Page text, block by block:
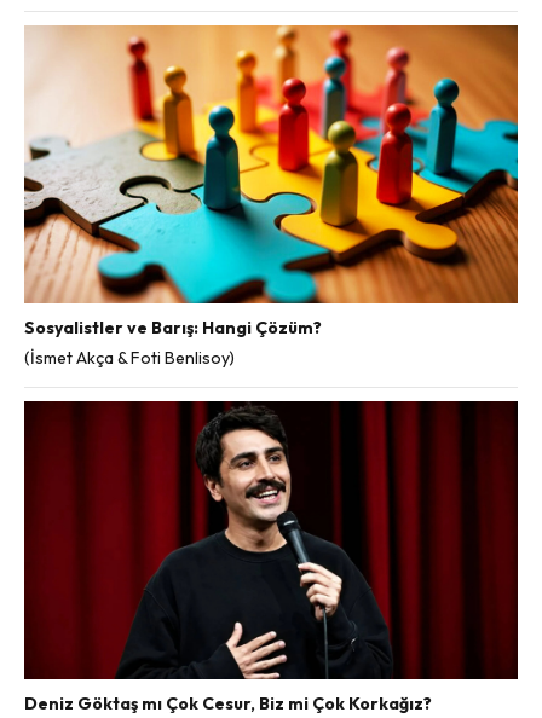
Sosyalistler ve Barış: Hangi Çözüm?
(İsmet Akça & Foti Benlisoy)
Deniz Göktaş mı Çok Cesur, Biz mi Çok Korkağız?